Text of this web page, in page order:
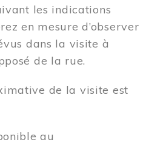
les indications
en mesure d’observer
dans la visite à
de la rue.
de la visite est
au